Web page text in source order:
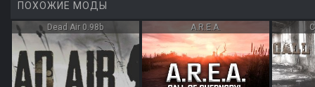
ПОХОЖИЕ МОДЫ
Dead Air 0.98b A.R.E.A.